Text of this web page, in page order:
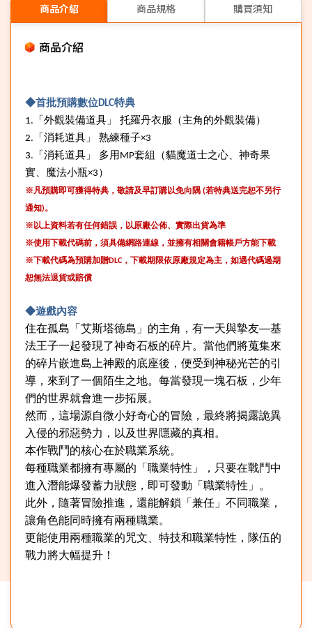
商品介紹 商品規格 購買須知
商品介紹
◆首批預購數位DLC特典
1. 「外觀裝備道具」
托羅丹衣服（主角的外觀裝備）
2. 「消耗道具」 熟練種子×3
3. 「消耗道具」 多用 MP套組（貓魔道士之心、神奇果
實、魔法小瓶×3 ）
※凡預購即可獲得特典，敬請及早訂購以免向隅 (若特典送完恕不另行
通知)。
※以上資料若有任何錯誤，以原廠公佈、實際出貨為準
※使用下載代碼前，須具備網路連線，並擁有相關會籍帳戶方能下載
※下載代碼為預購加贈DLC ，下載期限依原廠規定為主，如遇代碼過期
恕無法退貨或賠償
◆遊戲內容
住在孤島「艾斯塔德島」的主角，有一天與摯友──基
法王子一起發現了神奇石板的碎片。當他們將蒐集來
的碎片嵌進島上神殿的底座後，便受到神秘光芒的引
導，來到了一個陌生之地。每當發現一塊石板，少年
們的世界就會進一步拓展。
然而，這場源自微小好奇心的冒險，最終將揭露詭異
入侵的邪惡勢力，以及世界隱藏的真相。
本作戰鬥的核心在於職業系統。
每種職業都擁有專屬的「職業特性」，只要在戰鬥中
進入潛能爆發蓄力狀態，即可發動「職業特性」。
此外，隨著冒險推進，還能解鎖「兼任」不同職業，
讓角色能同時擁有兩種職業。
更能使用兩種職業的咒文、特技和職業特性，隊伍的
戰力將大幅提升！